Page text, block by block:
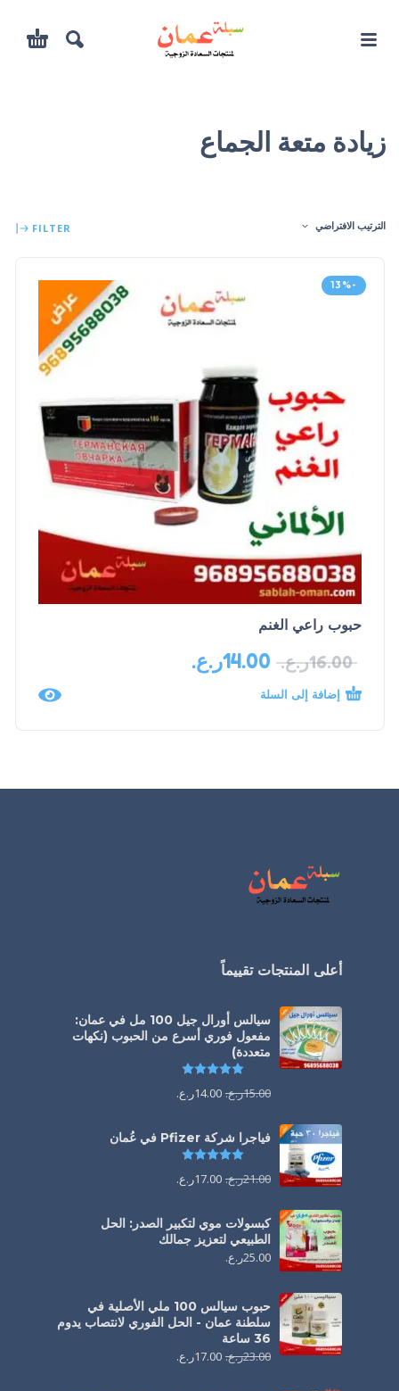
زيادة متعة الجماع
الترتيب الافتراضي FILTER
-13%
حبوب راعي الغنم
16.00ر.ع. 14.00ر.ع.
إضافة إلى السلة
أعلى المنتجات تقييماً
سيالس أورال جيل 100 مل في عمان:
مفعول فوري أسرع من الحبوب (نكهات
متعددة)
15.00ر.ع. 14.00ر.ع.
فياجرا شركة Pfizer في عُمان
21.00ر.ع. 17.00ر.ع.
كبسولات موي لتكبير الصدر: الحل
الطبيعي لتعزيز جمالك
25.00ر.ع.
حبوب سيالس 100 ملي الأصلية في
سلطنة عمان - الحل الفوري لانتصاب يدوم
36 ساعة
23.00ر.ع. 17.00ر.ع.